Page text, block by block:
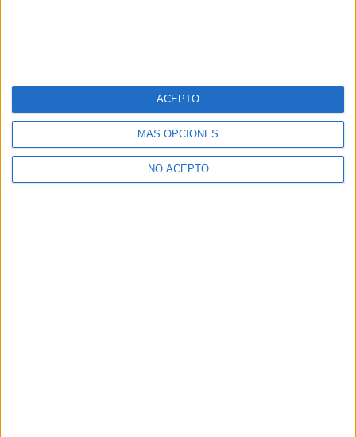
MÁS OPCIONES
NO ACEPTO
ACEPTO